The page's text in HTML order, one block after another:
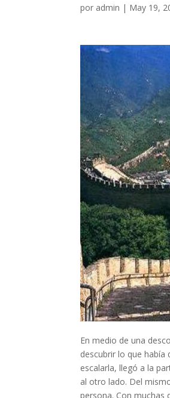
por admin | May 19,
En medio de una
descubrir lo que había
escalarla, llegó a la
al otro lado. Del
persona. Con muchas